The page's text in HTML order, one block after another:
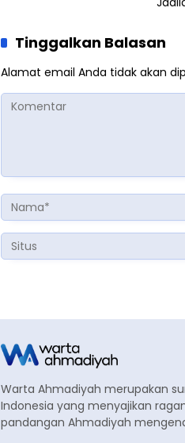
Tinggalkan Balasan
Alamat email Anda tidak akan
Warta Ahmadiyah merupakan
Indonesia yang menyajikan
pandangan Ahmadiyah